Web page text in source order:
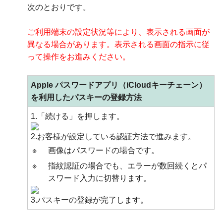
次のとおりです。
ご利用端末の設定状況等により、表示される画面が
異なる場合があります。表示される画面の指示に従
って操作をお進みください。
Apple パスワードアプリ（iCloudキーチェーン）
を利用したパスキーの登録方法
1.「続ける」を押します。
2.お客様が設定している認証方法で進みます。
※
画像はパスワードの場合です。
※
指紋認証の場合でも、エラーが数回続くとパ
スワード入力に切替ります。
3.パスキーの登録が完了します。